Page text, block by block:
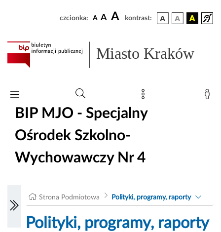
czcionka: A A A kontrast:
Miasto Kraków
BIP MJO - Specjalny
Ośrodek Szkolno-
Wychowawczy Nr 4
Strona Podmiotowa Polityki, programy, raporty
Polityki, programy, raporty